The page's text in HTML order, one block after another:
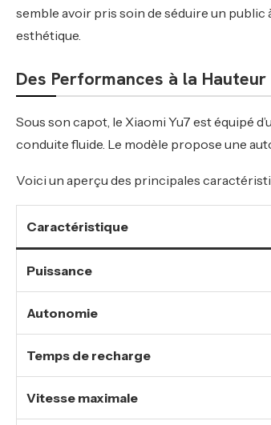
semble avoir pris soin de séduire un
esthétique.
Des Performances à la
Sous son capot, le Xiaomi Yu7 est équipé
conduite fluide. Le modèle propose une
Voici un aperçu des principales
Caractéristique
Puissance
Autonomie
Temps de recharge
Vitesse maximale